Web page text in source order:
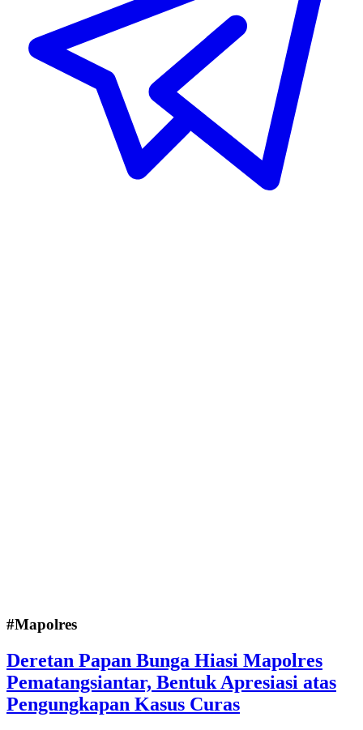
#Mapolres
Deretan Papan Bunga Hiasi Mapolres
Pematangsiantar, Bentuk Apresiasi atas
Pengungkapan Kasus Curas